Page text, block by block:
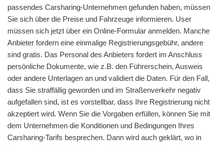
passendes Carsharing-Unternehmen gefunden haben, müssen
Sie sich über die Preise und Fahrzeuge informieren. User
müssen sich jetzt über ein Online-Formular anmelden. Manche
Anbieter fordern eine einmalige Registrierungsgebühr, andere
sind gratis. Das Personal des Anbieters fordert im Anschluss
persönliche Dokumente, wie z.B. den Führerschein, Ausweis
oder andere Unterlagen an und validiert die Daten. Für den Fall,
dass Sie straffällig geworden und im Straßenverkehr negativ
aufgefallen sind, ist es vorstellbar, dass Ihre Registrierung nicht
akzeptiert wird. Wenn Sie die Vorgaben erfüllen, können Sie mit
dem Unternehmen die Konditionen und Bedingungen Ihres
Carsharing-Tarifs besprechen. Dann wird auch geklärt, wo in